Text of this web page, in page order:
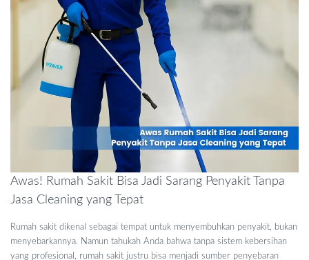
Awas! Rumah Sakit Bisa Jadi Sarang Penyakit Tanpa
Jasa Cleaning yang Tepat
Rumah sakit dikenal sebagai tempat untuk menyembuhkan penyakit, bukan
menyebarkannya. Namun tahukah Anda bahwa tanpa sistem kebersihan
yang profesional, rumah sakit justru bisa menjadi sumber penyebaran